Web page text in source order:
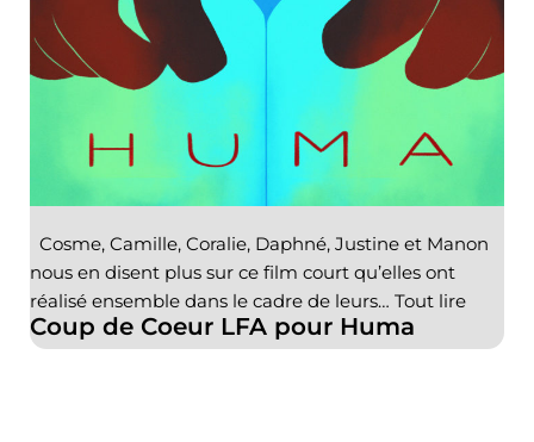
Coup de Coeur LFA pour Huma
Cosme, Camille, Coralie, Daphné, Justine et Manon
nous en disent plus sur ce film court qu’elles ont
réalisé ensemble dans le cadre de leurs… Tout lire